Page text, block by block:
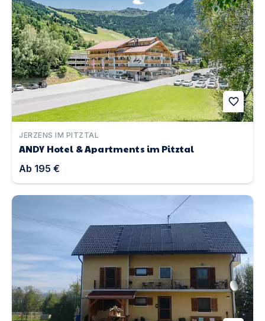
favorite
JERZENS IM PITZTAL
ANDY Hotel & Apartments im Pitztal
Ab 195 €
Landhaus NEPO | Unterkunft in St. Kanzian